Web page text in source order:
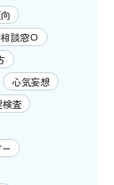
談窓口
心気妄想
検査